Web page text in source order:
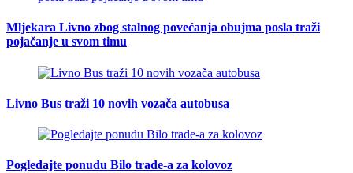
Mljekara Livno zbog stalnog povećanja obujma posla traži
pojačanje u svom timu
Livno Bus traži 10 novih vozača autobusa
Pogledajte ponudu Bilo trade-a za kolovoz